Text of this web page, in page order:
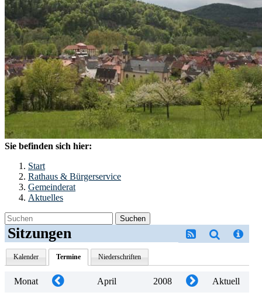
Sie befinden sich hier:
Start
Rathaus & Bürgerservice
Gemeinderat
Aktuelles
Suchen
Sitzungen
Kalender Termine Niederschriften
Monat April 2008 Aktuell